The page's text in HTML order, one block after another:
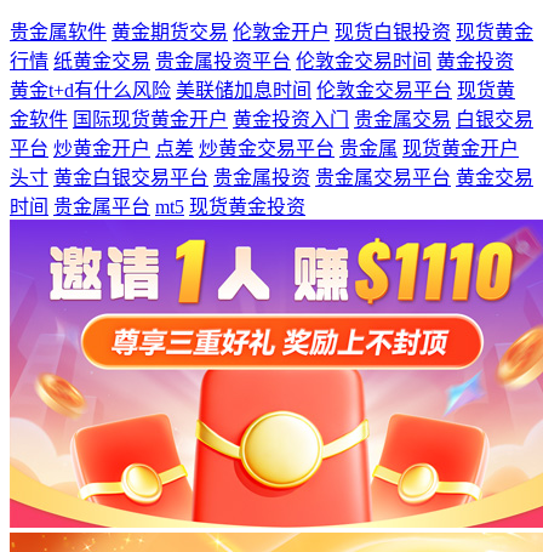
贵金属软件 黄金期货交易 伦敦金开户 现货白银投资 现货黄金
行情 纸黄金交易 贵金属投资平台 伦敦金交易时间 黄金投资
黄金t+d有什么风险 美联储加息时间 伦敦金交易平台 现货黄
金软件 国际现货黄金开户 黄金投资入门 贵金属交易 白银交易
平台 炒黄金开户 点差 炒黄金交易平台 贵金属 现货黄金开户
头寸 黄金白银交易平台 贵金属投资 贵金属交易平台 黄金交易
时间 贵金属平台 mt5 现货黄金投资